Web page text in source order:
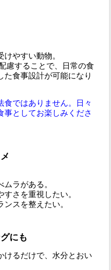
やすい動物。
慮することで、日常の食
た食事設計が可能になり
ではありません。日々
事としてお楽しみくださ
ムラがある。
すさを重視したい。
ンスを整えたい。
にも
けるだけで、水分とおい